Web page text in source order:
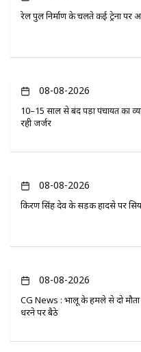
रेल पुल निर्माण के चलते कई ट्रेनों पर
08-08-2026
10–15 साल से बंद पड़ा पंचायत का
रही जर्जर
08-08-2026
किरण सिंह देव के सड़क हादसे पर
08-08-2026
CG News : भालू के हमले से दो मौतों
धरने पर बैठे